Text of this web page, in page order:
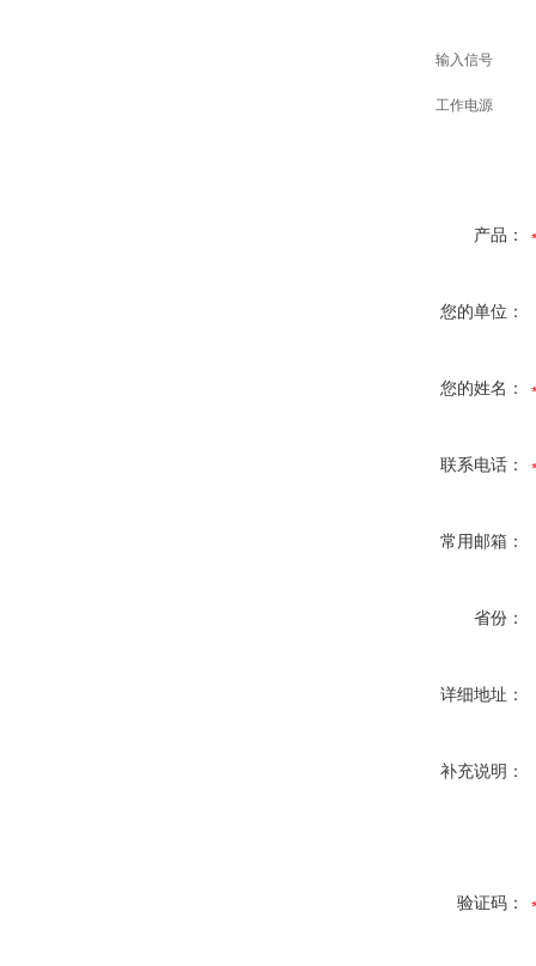
输入信号
工作电源
产品：
您的单位：
您的姓名：
联系电话：
常用邮箱：
省份：
详细地址：
补充说明：
验证码：